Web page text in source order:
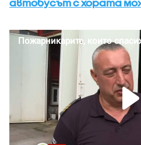
автобусът с хората